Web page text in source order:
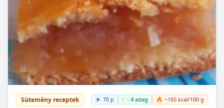
Sütemény receptek 70 p 🍽️ 4 adag 🔥 ~165 kcal/100 g